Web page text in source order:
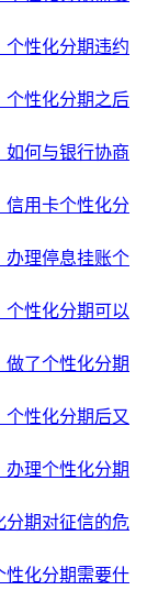
个性化分期违约
个性化分期之后
如何与银行协商
信用卡个性化分
办理停息挂账个
个性化分期可以
了个性化分期
性化分期后又
理个性化分期
分期对征信的危
性化分期需要什